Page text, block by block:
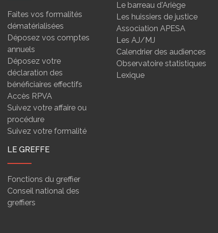
Faites vos formalités
dématérialisées
Déposez vos comptes
annuels
Déposez votre
déclaration des
bénéficiaires effectifs
Accès RPVA
Suivez votre affaire ou
procédure
Suivez votre formalité
Le barreau d'Ariège
Les huissiers de justice
Association APESA
Les AJ/MJ
Calendrier des audiences
Observatoire statistiques
Lexique
LE GREFFE
Fonctions du greffier
Conseil national des
greffiers